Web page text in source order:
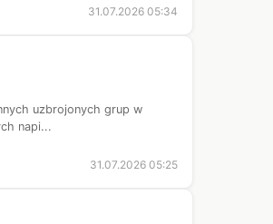
31.07.2026 05:34
uzbrojonych grup w
napi...
31.07.2026 05:25